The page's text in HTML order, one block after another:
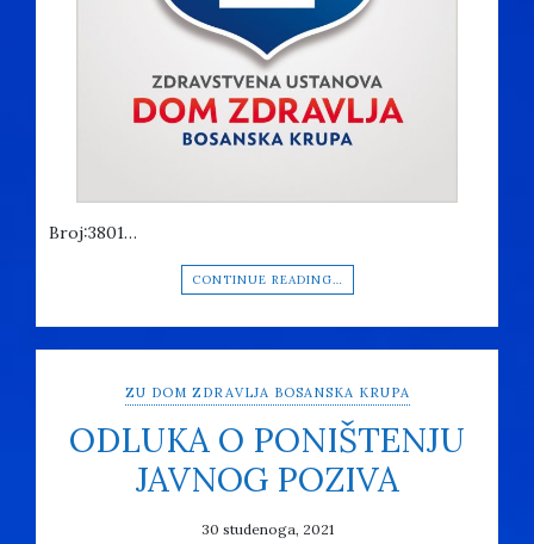
Broj:3801…
CONTINUE READING…
ZU DOM ZDRAVLJA BOSANSKA KRUPA
ODLUKA O PONIŠTENJU
JAVNOG POZIVA
30 studenoga, 2021